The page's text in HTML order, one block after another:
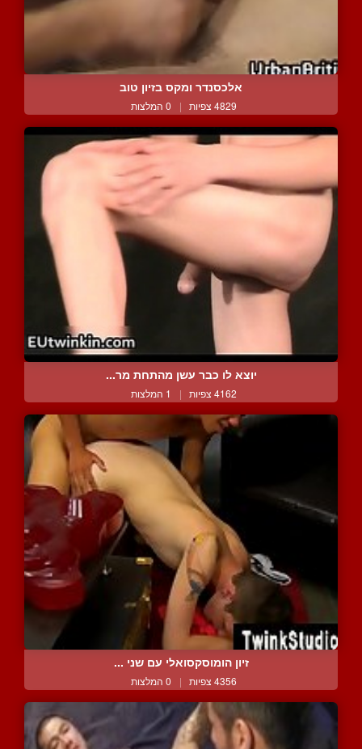
אלכסנדר ומקס בזיון טוב
4829 צפיות | 0 המלצות
יוצא לו כבר עשן מהתחת מר...
4162 צפיות | 1 המלצות
זיון הומוסקסואלי עם שני ...
4356 צפיות | 0 המלצות